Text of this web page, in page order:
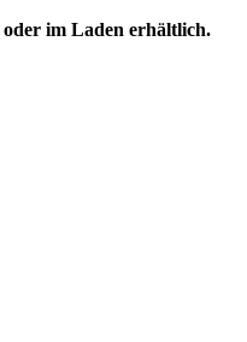
oder im Laden erhältlich.